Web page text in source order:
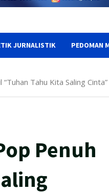
JURNALISTIK PEDOMAN
Tahu Kita Saling Cinta”
Penuh